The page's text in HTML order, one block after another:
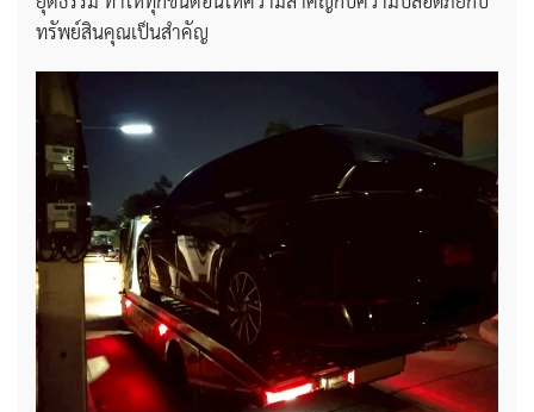
ทรัพย์สินคุณเป็นสำคัญ